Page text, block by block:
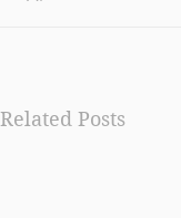
Related Posts